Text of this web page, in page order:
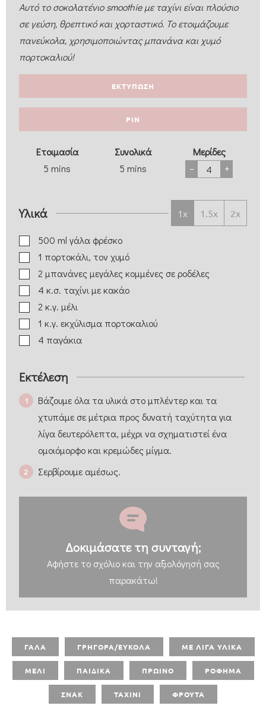
Αυτό το σοκολατένιο smoothie με ταχίνι είναι πλούσιο
σε γεύση, θρεπτικό και χορταστικό. Το ετοιμάζουμε
πανεύκολα, χρησιμοποιώντας μπανάνα και χυμό
πορτοκαλιού!
ΕΚΤΥΠΩΣΗ
PIN
Eτοιμασία
5 mins
Συνολικά
5 mins
Μερίδες
–
+
Υλικά 1x 1.5x 2x
500 ml γάλα φρέσκο
1 πορτοκάλι, τον χυμό
2 μπανάνες μεγάλεςκομμένες σε ροδέλες
4 κ.σ. ταχίνι με κακάο
2 κ.γ. μέλι
1 κ.γ. εκχύλισμα πορτοκαλιού
4 παγάκια
Εκτέλεση
Βάζουμε όλα τα υλικά στο μπλέντερ και τα
χτυπάμε σε μέτρια προς δυνατή ταχύτητα για
λίγα δευτερόλεπτα, μέχρι να σχηματιστεί ένα
ομοιόμορφο και κρεμώδες μίγμα.
Σερβίρουμε αμέσως.
Δοκιμάσατε τη συνταγή;
Αφήστε το σχόλιο και την αξιολόγησή σας
παρακάτω!
ΓΑΛΑ ΓΡΗΓΟΡΑ/ΕΥΚΟΛΑ ΜΕ ΛΙΓΑ ΥΛΙΚΑ
ΜΕΛΙ ΠΑΙΔΙΚΑ ΠΡΩΙΝΟ ΡΟΦΗΜΑ
ΣΝΑΚ ΤΑΧΙΝΙ ΦΡΟΥΤΑ